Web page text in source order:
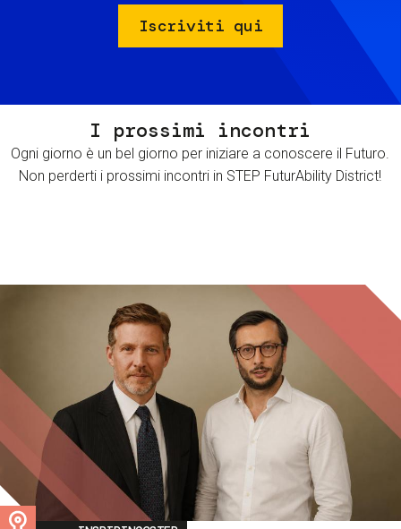
Iscriviti qui
I prossimi incontri
Ogni giorno è un bel giorno per iniziare a conoscere il Futuro.
Non perderti i prossimi incontri in STEP FuturAbility District!
Image